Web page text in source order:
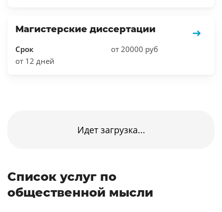
Магистерские диссертации
Срок
от 12 дней
от 20000 руб
Идет загрузка...
Список услуг по
общественной мысли